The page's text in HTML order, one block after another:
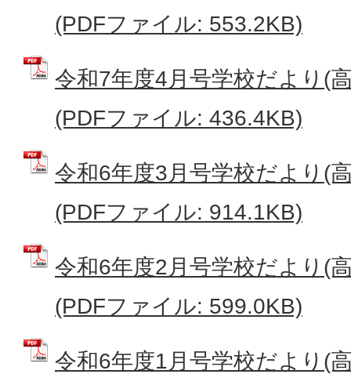
(PDFファイル: 553.2KB)
令和7年度4月号学校だより(
(PDFファイル: 436.4KB)
令和6年度3月号学校だより(
(PDFファイル: 914.1KB)
令和6年度2月号学校だより(
(PDFファイル: 599.0KB)
令和6年度1月号学校だより(